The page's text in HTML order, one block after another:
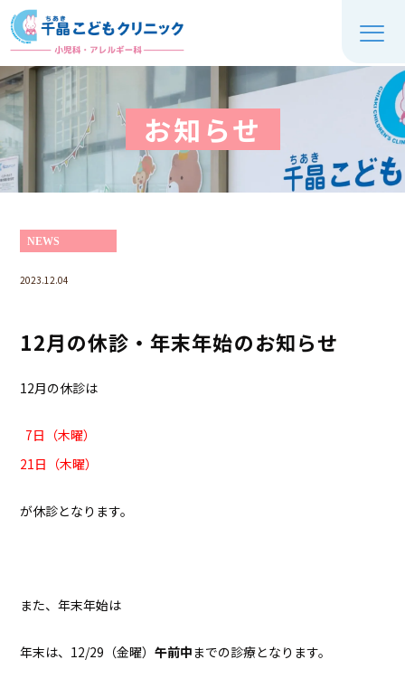
お知らせ
NEWS
2023.12.04
12月の休診・年末年始のお知らせ
12月の休診は
7日（木曜）
21日（木曜）
が休診となります。
また、年末年始は
年末は、12/29（金曜）午前中までの診療となります。